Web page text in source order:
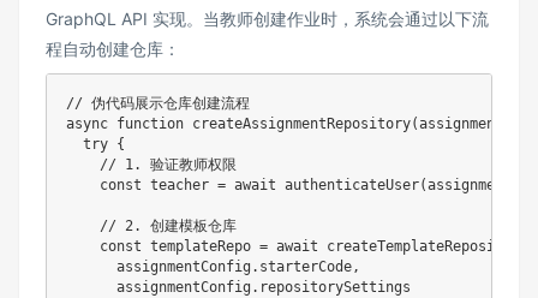
GraphQL API 实现。当教师创建作业时，系统会通过以下流
程自动创建仓库：
// 伪代码展示仓库创建流程
async function createAssignmentRepository(
try {
// 1. 验证教师权限
const teacher = await authenticateUser(
// 2. 创建模板仓库
const templateRepo = await createTemplateRepository
      assignmentConfig
. starterCode,
      assignmentConfig
. repositorySettings